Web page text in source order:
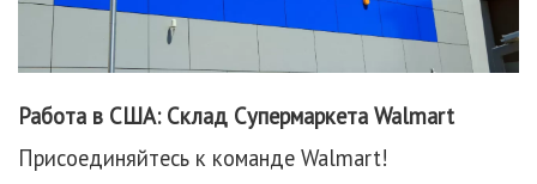
Работа в США: Склад Супермаркета Walmart
Присоединяйтесь к команде Walmart!